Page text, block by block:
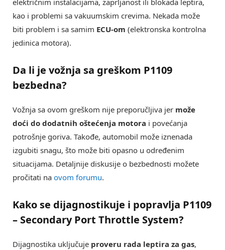
električnim instalacijama, zaprljanost ili blokada leptira,
kao i problemi sa vakuumskim crevima. Nekada može
biti problem i sa samim ECU-om (elektronska kontrolna
jedinica motora).
Da li je vožnja sa greškom P1109
bezbedna?
Vožnja sa ovom greškom nije preporučljiva jer može
doći do dodatnih oštećenja motora i povećanja
potrošnje goriva. Takođe, automobil može iznenada
izgubiti snagu, što može biti opasno u određenim
situacijama. Detaljnije diskusije o bezbednosti možete
pročitati na ovom forumu.
Kako se dijagnostikuje i popravlja P1109
– Secondary Port Throttle System?
Dijagnostika uključuje proveru rada leptira za gas,